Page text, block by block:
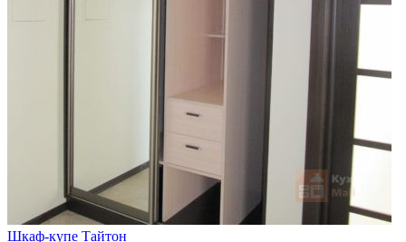
Шкаф-купе Тайтон